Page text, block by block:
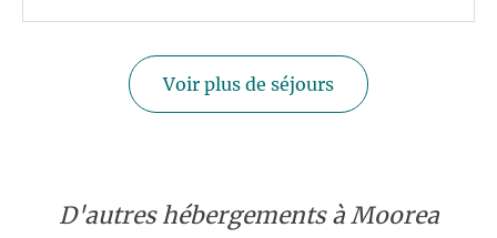
Voir plus de séjours
D'autres hébergements à Moorea